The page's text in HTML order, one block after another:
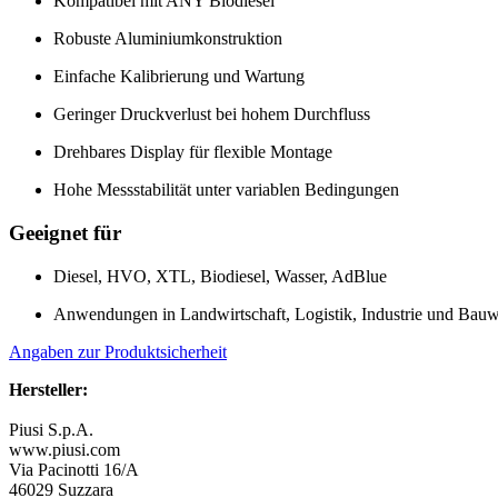
Robuste Aluminiumkonstruktion
Einfache Kalibrierung und Wartung
Geringer Druckverlust bei hohem Durchfluss
Drehbares Display für flexible Montage
Hohe Messstabilität unter variablen Bedingungen
Geeignet für
Diesel, HVO, XTL, Biodiesel, Wasser, AdBlue
Anwendungen in Landwirtschaft, Logistik, Industrie und
Angaben zur Produktsicherheit
Hersteller:
Piusi S.p.A.
www.piusi.com
Via Pacinotti 16/A
46029 Suzzara